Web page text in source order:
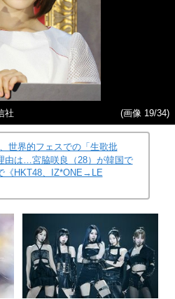
社 (画像 19/34)
世界的フェスでの「生歌批
由は…宮脇咲良（28）が韓国で
《HKT48、IZ*ONE→LE